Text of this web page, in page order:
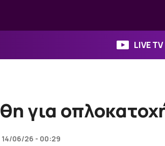
LIVE TV
για
14/06/26 - 00:29